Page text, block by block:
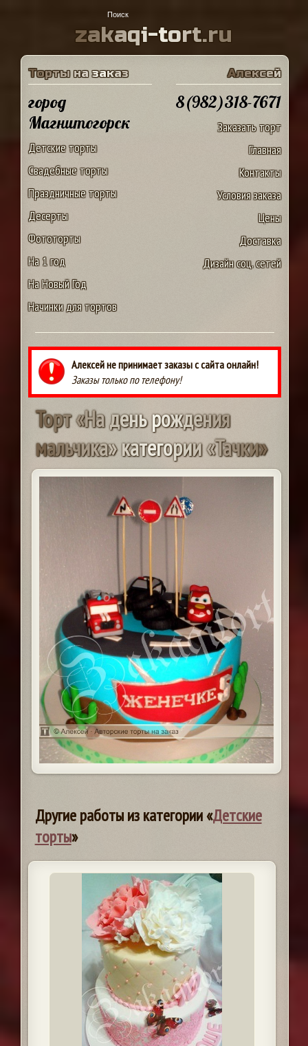
zakaqi-tort.ru
Торты на заказ
город
Магнитогорск
Детские торты
Свадебные торты
Праздничные торты
Десерты
Фототорты
На 1 год
На Новый Год
Начинки для тортов
Алексей
8(982)318-7671
Заказать торт
Главная
Контакты
Условия заказа
Цены
Доставка
Дизайн соц. сетей
Алексей не принимает заказы с сайта онлайн!
Заказы только по телефону!
Торт«Наденьрождения
мальчика»категории«Тачки»
Другие работы из категории «Детские
торты»